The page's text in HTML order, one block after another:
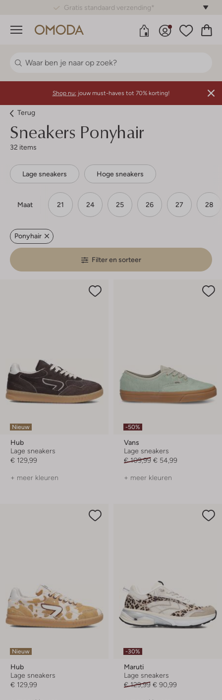
Gratis standaard verzending*
Menu
Shop nu: jouw must-haves tot 70% korting!
Terug
Sneakers Ponyhair
32 items
Lage sneakers Hoge sneakers
Maat 21 24 25 26 27 28
Ponyhair
Filter en sorteer
Nieuw
Hub
Lage sneakers
€ 129,99
+ meer kleuren
-50%
Vans
Lage sneakers
€ 109,99 € 54,99
+ meer kleuren
Nieuw
Hub
Lage sneakers
€ 129,99
-30%
Maruti
Lage sneakers
€ 129,99 € 90,99